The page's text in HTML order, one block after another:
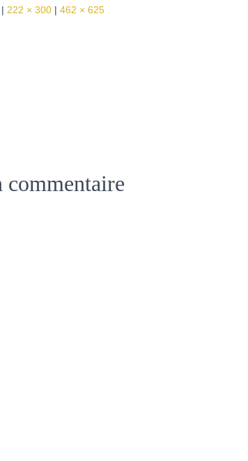
| 222 × 300 | 462 × 625
commentaire